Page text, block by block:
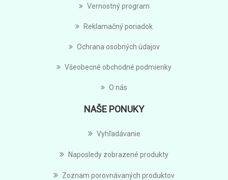
Vernostný program
Reklamačný poriadok
Ochrana osobných údajov
Všeobecné obchodné podmienky
O nás
NAŠE PONUKY
Vyhľadávanie
Naposledy zobrazené produkty
Zoznam porovnávaných produktov